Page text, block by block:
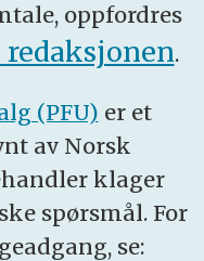
oppfordres
.
(PFU) er et
av Norsk
klager
spørsmål. For
se: